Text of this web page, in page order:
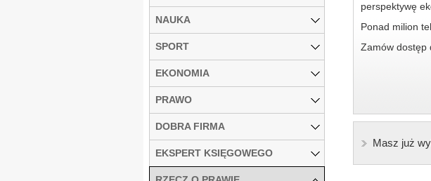
perspektywę
Ponad milion
Zamów dostęp
Masz już
NAUKA
SPORT
EKONOMIA
PRAWO
DOBRA FIRMA
EKSPERT KSIĘGOWEGO